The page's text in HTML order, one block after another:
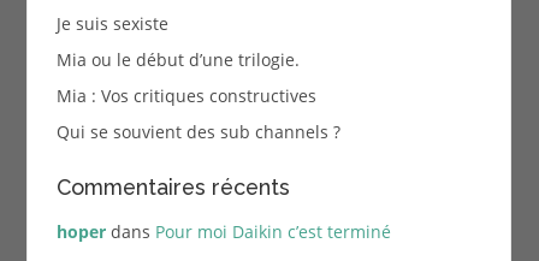
Je suis sexiste
Mia ou le début d’une trilogie.
Mia : Vos critiques constructives
Qui se souvient des sub channels ?
Commentaires récents
hoperdans Pour moi Daikin c’est terminé